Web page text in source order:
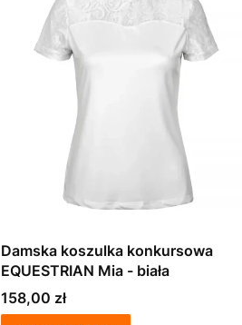
Damska koszulka konkursowa
EQUESTRIAN Mia - biała
Cena
158,00 zł